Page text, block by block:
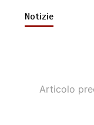
Notizie
Articolo